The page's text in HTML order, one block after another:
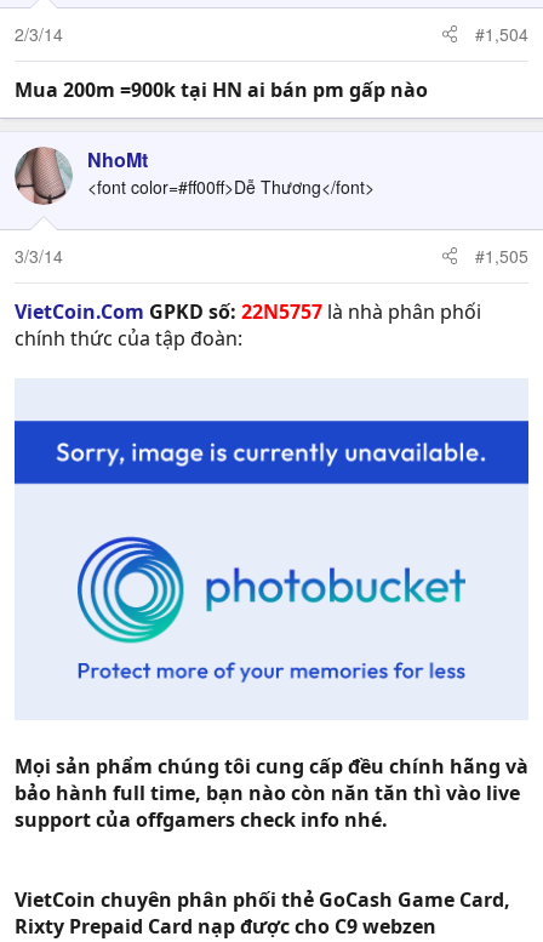
2/3/14 #1,504
Mua 200m =900k tại HN ai bán pm gấp nào
NhoMt
<font color=#ff00ff>Dễ Thương</font>
3/3/14 #1,505
VietCoin.Com GPKD số: 22N5757 là nhà phân phối
chính thức của tập đoàn:
Mọi sản phẩm chúng tôi cung cấp đều chính hãng và
bảo hành full time, bạn nào còn năn tăn thì vào live
support của offgamers check info nhé.
VietCoin chuyên phân phối thẻ GoCash Game Card,
Rixty Prepaid Card nạp được cho C9 webzen